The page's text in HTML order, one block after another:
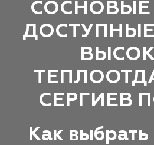
СОСНОВЫЕ
СЕРГИЕВ
Как